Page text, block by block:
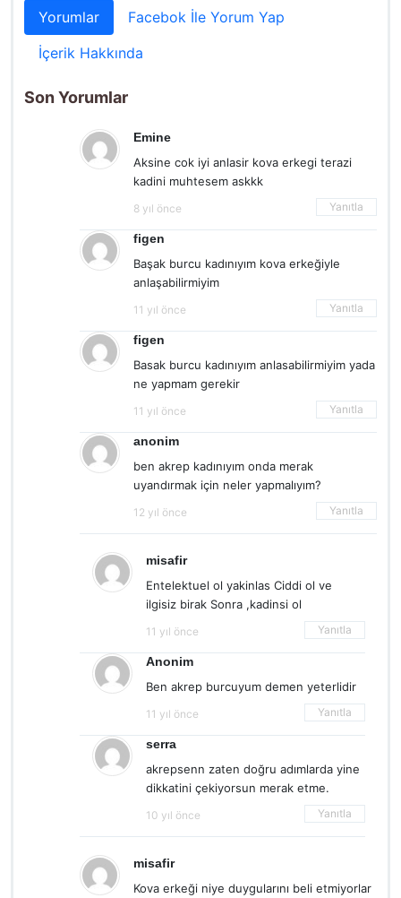
Yorumlar
Facebok İle Yorum Yap
İçerik Hakkında
Son Yorumlar
Emine
Aksine cok iyi anlasir kova erkegi terazi
kadini muhtesem askkk
8 yıl önce Yanıtla
figen
Başak burcu kadınıyım kova erkeğiyle
anlaşabilirmiyim
11 yıl önce Yanıtla
figen
Basak burcu kadınıyım anlasabilirmiyim yada
ne yapmam gerekir
11 yıl önce Yanıtla
anonim
ben akrep kadınıyım onda merak
uyandırmak için neler yapmalıyım?
12 yıl önce Yanıtla
misafir
Entelektuel ol yakinlas Ciddi ol ve
ilgisiz birak Sonra ,kadinsi ol
11 yıl önce Yanıtla
Anonim
Ben akrep burcuyum demen yeterlidir
11 yıl önce Yanıtla
serra
akrepsenn zaten doğru adımlarda yine
dikkatini çekiyorsun merak etme.
10 yıl önce Yanıtla
misafir
Kova erkeği niye duygularını beli etmiyorlar